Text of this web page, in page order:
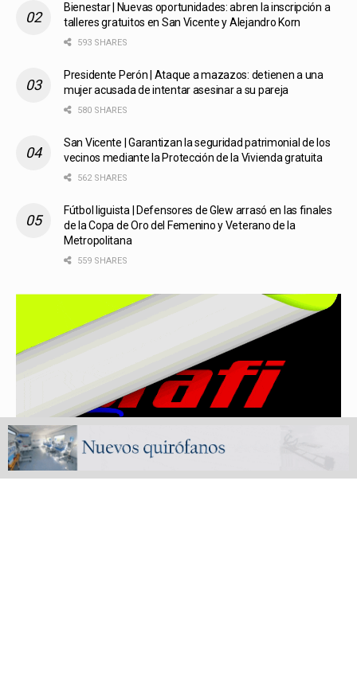
Bienestar | Nuevas oportunidades: abren la inscripción a
talleres gratuitos en San Vicente y Alejandro Korn
593 SHARES
Presidente Perón | Ataque a mazazos: detienen a una
mujer acusada de intentar asesinar a su pareja
580 SHARES
San Vicente | Garantizan la seguridad patrimonial de los
vecinos mediante la Protección de la Vivienda gratuita
562 SHARES
Fútbol liguista | Defensores de Glew arrasó en las finales
de la Copa de Oro del Femenino y Veterano de la
Metropolitana
559 SHARES